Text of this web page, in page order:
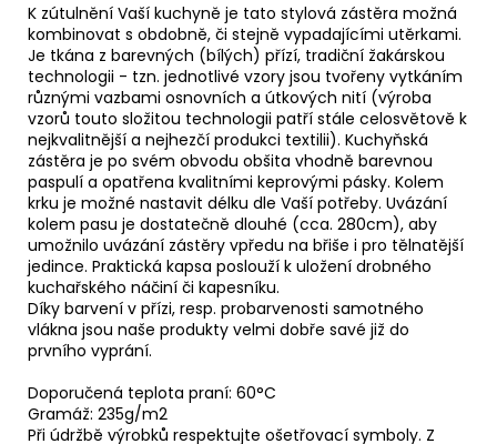
K zútulnění Vaší kuchyně je tato stylová zástěra možná
kombinovat s obdobně, či stejně vypadajícími utěrkami.
Je tkána z barevných (bílých) přízí, tradiční žakárskou
technologii - tzn. jednotlivé vzory jsou tvořeny vytkáním
různými vazbami osnovních a útkových nití (výroba
vzorů touto složitou technologii patří stále celosvětově k
nejkvalitnější a nejhezčí produkci textilii). Kuchyňská
zástěra je po svém obvodu obšita vhodně barevnou
paspulí a opatřena kvalitními keprovými pásky. Kolem
krku je možné nastavit délku dle Vaší potřeby. Uvázání
kolem pasu je dostatečně dlouhé (cca. 280cm), aby
umožnilo uvázání zástěry vpředu na břiše i pro tělnatější
jedince. Praktická kapsa poslouží k uložení drobného
kuchařského náčiní či kapesníku.
Díky barvení v přízi, resp. probarvenosti samotného
vlákna jsou naše produkty velmi dobře savé již do
prvního vyprání.
Doporučená teplota praní: 60°C
Gramáž: 235g/m2
Při údržbě výrobků respektujte ošetřovací symboly. Z